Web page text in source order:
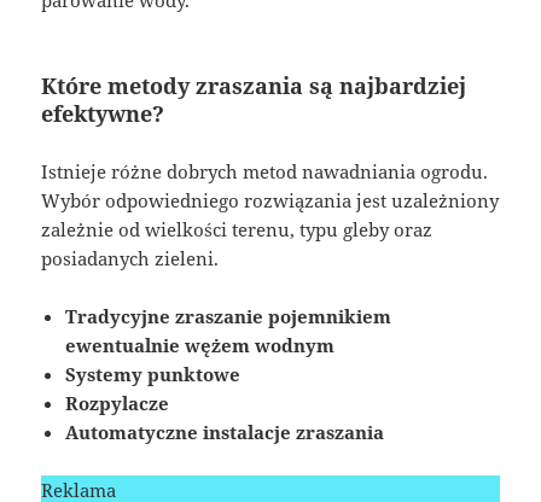
Które metody zraszania są najbardziej
efektywne?
Istnieje różne dobrych metod nawadniania ogrodu.
Wybór odpowiedniego rozwiązania jest uzależniony
zależnie od wielkości terenu, typu gleby oraz
posiadanych zieleni.
Tradycyjne zraszanie pojemnikiem
ewentualnie wężem wodnym
Systemy punktowe
Rozpylacze
Automatyczne instalacje zraszania
Reklama